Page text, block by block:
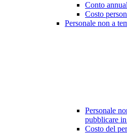
Conto
Costo
Personale non a
Personale
pubblicare
Costo del